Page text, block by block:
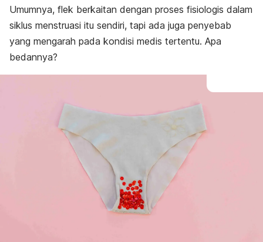
Umumnya, flek berkaitan dengan proses fisiologis dalam
siklus menstruasi itu sendiri, tapi ada juga penyebab
yang mengarah pada kondisi medis tertentu. Apa
bedannya?